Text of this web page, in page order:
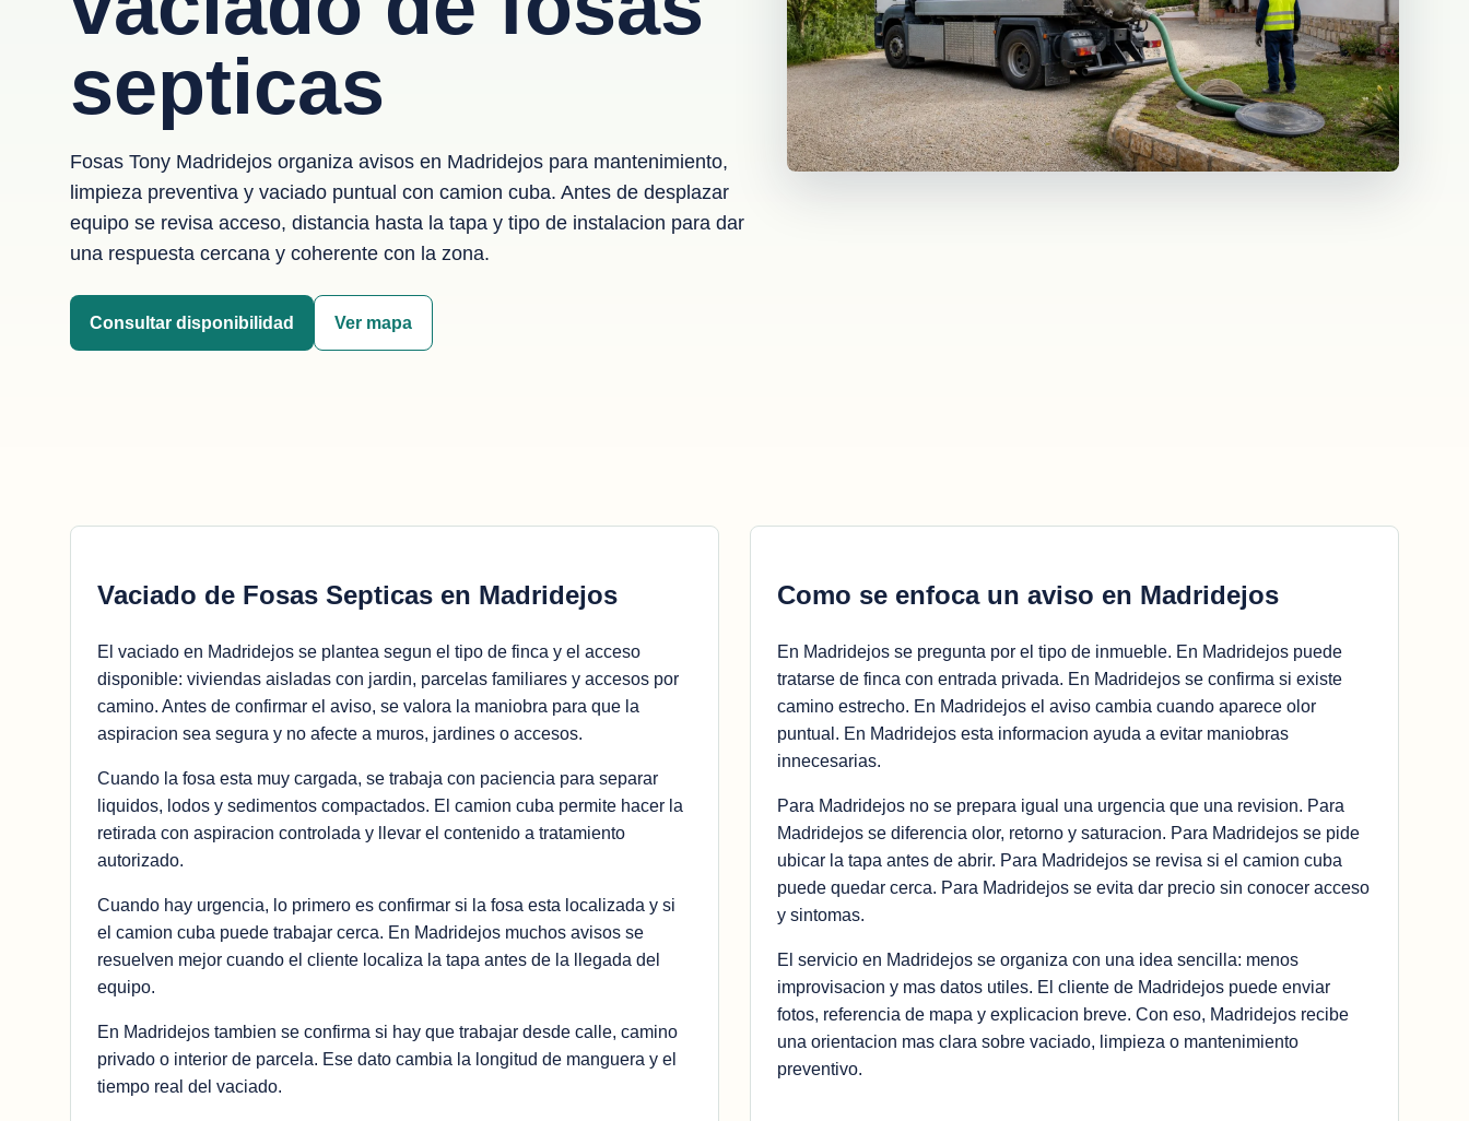
septicas
Fosas Tony Madridejos organiza avisos en Madridejos para mantenimiento,
limpieza preventiva y vaciado puntual con camion cuba. Antes de desplazar
equipo se revisa acceso, distancia hasta la tapa y tipo de instalacion para dar
una respuesta cercana y coherente con la zona.
Consultar disponibilidad Ver mapa
Vaciado de Fosas Septicas en Madridejos
El vaciado en Madridejos se plantea segun el tipo de finca y el acceso
disponible: viviendas aisladas con jardin, parcelas familiares y accesos por
camino. Antes de confirmar el aviso, se valora la maniobra para que la
aspiracion sea segura y no afecte a muros, jardines o accesos.
Cuando la fosa esta muy cargada, se trabaja con paciencia para separar
liquidos, lodos y sedimentos compactados. El camion cuba permite hacer la
retirada con aspiracion controlada y llevar el contenido a tratamiento
autorizado.
Cuando hay urgencia, lo primero es confirmar si la fosa esta localizada y si
el camion cuba puede trabajar cerca. En Madridejos muchos avisos se
resuelven mejor cuando el cliente localiza la tapa antes de la llegada del
equipo.
En Madridejos tambien se confirma si hay que trabajar desde calle, camino
privado o interior de parcela. Ese dato cambia la longitud de manguera y el
tiempo real del vaciado.
Como se enfoca un aviso en Madridejos
En Madridejos se pregunta por el tipo de inmueble. En Madridejos puede
tratarse de finca con entrada privada. En Madridejos se confirma si existe
camino estrecho. En Madridejos el aviso cambia cuando aparece olor
puntual. En Madridejos esta informacion ayuda a evitar maniobras
innecesarias.
Para Madridejos no se prepara igual una urgencia que una revision. Para
Madridejos se diferencia olor, retorno y saturacion. Para Madridejos se pide
ubicar la tapa antes de abrir. Para Madridejos se revisa si el camion cuba
puede quedar cerca. Para Madridejos se evita dar precio sin conocer acceso
y sintomas.
El servicio en Madridejos se organiza con una idea sencilla: menos
improvisacion y mas datos utiles. El cliente de Madridejos puede enviar
fotos, referencia de mapa y explicacion breve. Con eso, Madridejos recibe
una orientacion mas clara sobre vaciado, limpieza o mantenimiento
preventivo.